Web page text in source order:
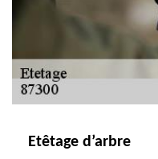
Etêtage d’arbre